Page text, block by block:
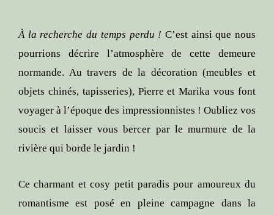
À la recherche du temps perdu ! C’est ainsi que nous
pourrions décrire l’atmosphère de cette demeure
normande. Au travers de la décoration (meubles et
objets chinés, tapisseries), Pierre et Marika vous font
voyager à l’époque des impressionnistes ! Oubliez vos
soucis et laisser vous bercer par le murmure de la
rivière qui borde le jardin !
Ce charmant et cosy petit paradis pour amoureux du
romantisme est posé en pleine campagne dans la